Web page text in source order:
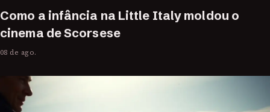
Como a infância na Little Italy moldou o
cinema de Scorsese
08 de ago.